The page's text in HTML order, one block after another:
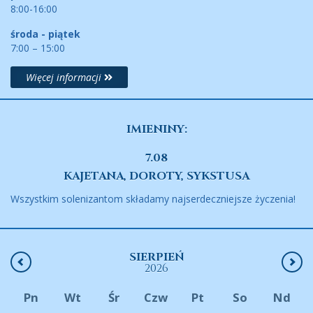
8:00-16:00
środa - piątek
7:00 – 15:00
Więcej informacji
IMIENINY:
7.08
KAJETANA, DOROTY, SYKSTUSA
Wszystkim solenizantom składamy najserdeczniejsze życzenia!
SIERPIEŃ
2026
Pn Wt Śr Czw Pt So Nd